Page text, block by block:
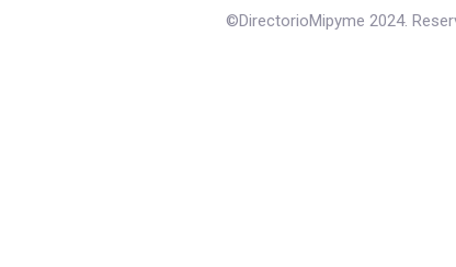
©DirectorioMipyme 2024.